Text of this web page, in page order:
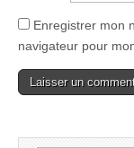
Enregistrer mon
navigateur pour